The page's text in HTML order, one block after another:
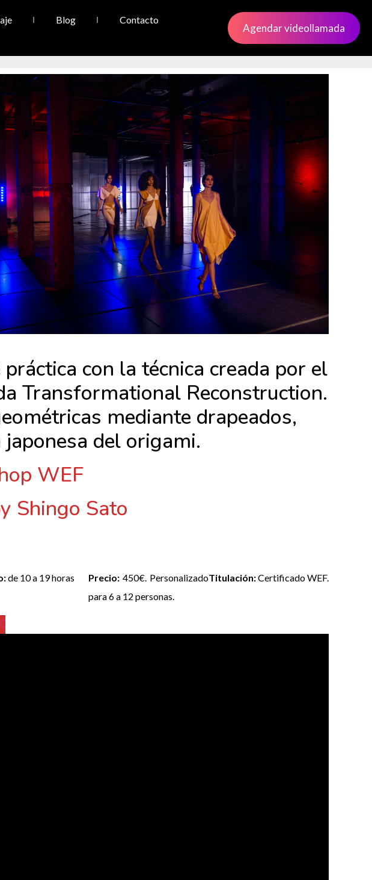
Blog Contacto
Agendar videollamada
con la técnica creada por el
Transformational Reconstruction.
mediante drapeados,
del origami.
WEF
Shingo Sato
de 10 a 19 horas Precio: 450€. Personalizado
para 6 a 12 personas.
Titulación:Certificado WEF.